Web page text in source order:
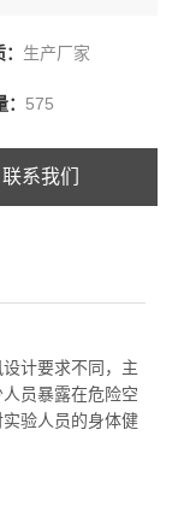
生产厂家
575
联系我们
计要求不同，主
员暴露在危险空
验人员的身体健